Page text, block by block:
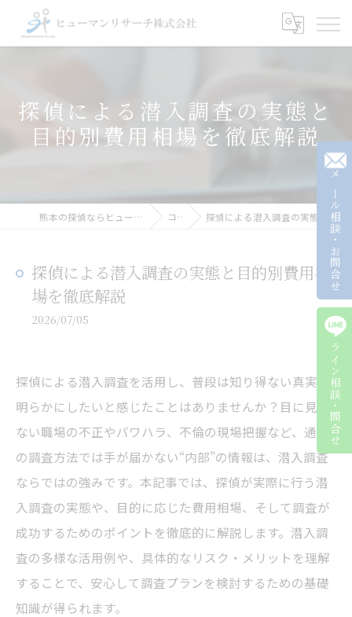
探偵による潜入調査の実態と
目的別費用相場を徹底解説
熊本の探偵ならヒューマンリサーチ株式会社 コラム 探偵による潜入調査の実態と目的別費用相場を徹底解説
探偵による潜入調査の実態と目的別費用相
場を徹底解説
2026/07/05
探偵による潜入調査を活用し、普段は知り得ない真実を
明らかにしたいと感じたことはありませんか？目に見え
ない職場の不正やパワハラ、不倫の現場把握など、通常
の調査方法では手が届かない“内部”の情報は、潜入調査
ならではの強みです。本記事では、探偵が実際に行う潜
入調査の実態や、目的に応じた費用相場、そして調査が
成功するためのポイントを徹底的に解説します。潜入調
査の多様な活用例や、具体的なリスク・メリットを理解
することで、安心して調査プランを検討するための基礎
知識が得られます。
メール相談・お問合せ
ライン相談・問合せ